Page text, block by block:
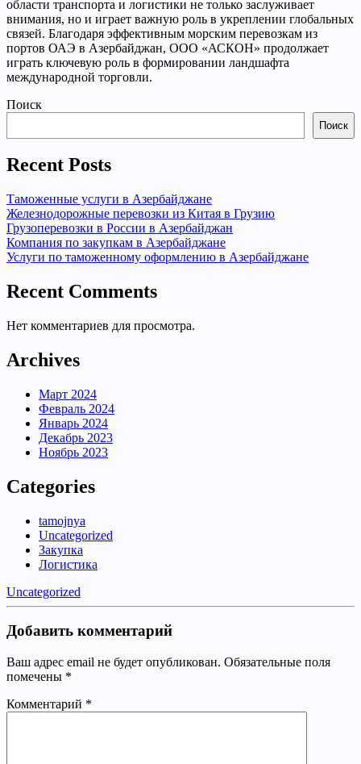
области транспорта и логистики не только заслуживает
внимания, но и играет важную роль в укреплении глобальных
связей. Благодаря эффективным морским перевозкам из
портов ОАЭ в Азербайджан, ООО «АСКОН» продолжает
играть ключевую роль в формировании ландшафта
международной торговли.
Поиск
Поиск
Recent Posts
Таможенные услуги в Азербайджане
Железнодорожные перевозки из Китая в Грузию
Грузоперевозки в России в Азербайджан
Компания по закупкам в Азербайджане
Услуги по таможенному оформлению в Азербайджане
Recent Comments
Нет комментариев для просмотра.
Archives
Март 2024
Февраль 2024
Январь 2024
Декабрь 2023
Ноябрь 2023
Categories
tamojnya
Uncategorized
Закупка
Логистика
Uncategorized
Добавить комментарий
Ваш адрес email не будет опубликован. Обязательные поля
помечены *
Комментарий *